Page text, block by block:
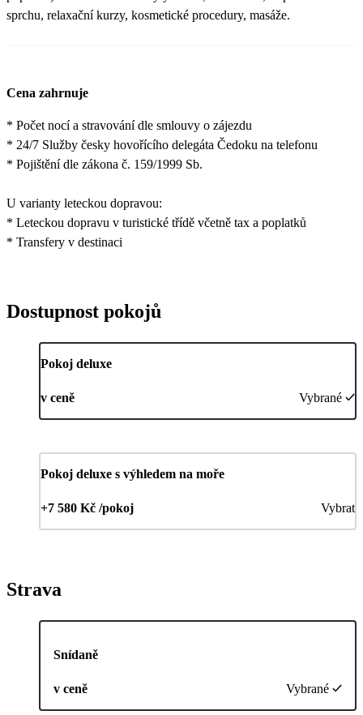
sprchu, relaxační kurzy, kosmetické procedury, masáže.
Cena zahrnuje
* Počet nocí a stravování dle smlouvy o zájezdu
* 24/7 Služby česky hovořícího delegáta Čedoku na telefonu
* Pojištění dle zákona č. 159/1999 Sb.
U varianty leteckou dopravou:
* Leteckou dopravu v turistické třídě včetně tax a poplatků
* Transfery v destinaci
Dostupnost pokojů
Pokoj deluxe
v ceně Vybrané
Pokoj deluxe s výhledem na moře
+7 580 Kč /pokoj Vybrat
Strava
Snídaně
v ceně Vybrané